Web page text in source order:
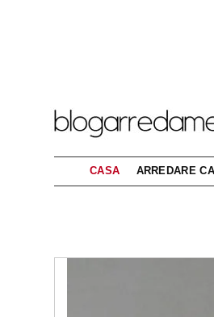
CASA ARREDARE